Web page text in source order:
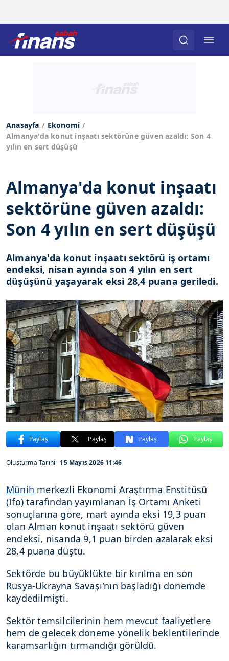
Anasayfa
Ekonomi
Almanya'da konut inşaatı sektörüne güven azaldı: Son 4
yılın en sert düşüşü
Almanya'da konut inşaatı
sektörüne güven azaldı:
Son 4 yılın en sert düşüşü
Almanya'da konut inşaatı sektörü iş ortamı
endeksi, nisan ayında son 4 yılın en sert
düşüşünü yaşayarak eksi 28,4 puana geriledi.
Paylaş Paylaş Paylaş Paylaş
Oluşturma Tarihi 15 Mayıs 2026 11:46
Münih merkezli Ekonomi Araştırma Enstitüsü
(Ifo) tarafından yayımlanan İş Ortamı Anketi
sonuçlarına göre, mart ayında eksi 19,3 puan
olan Alman konut inşaatı sektörü güven
endeksi, nisanda 9,1 puan birden azalarak eksi
28,4 puana düştü.
Sektörde bu büyüklükte bir kırılma en son
Rusya-Ukrayna Savaşı'nın başladığı dönemde
kaydedilmişti.
Sektör temsilcilerinin hem mevcut faaliyetlere
hem de gelecek döneme yönelik beklentilerinde
karamsarlığın tırmandığı görüldü.